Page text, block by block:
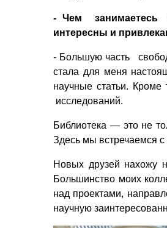
- Чем занимаетесь
интересны и
- Большую часть
стала для меня
научные статьи. Кроме
исследований.
Библиотека — это не
Здесь мы встречаемся с
Новых друзей нахожу
Большинство моих
над проектами,
научную